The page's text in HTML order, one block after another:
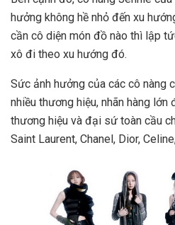
hưởng không hề nhỏ đến xu
cần cô diện món đồ nào thì lập
xô đi theo xu hướng đó.
Sức ảnh hưởng của các cô nàng
nhiều thương hiệu, nhãn hàng
thương hiệu và đại sứ toàn cầu
Saint Laurent, Chanel, Dior,